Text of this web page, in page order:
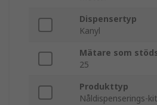
Dispensertyp
Kanyl
Mätare som
25
Produkttyp
Nåldispenserings-kit